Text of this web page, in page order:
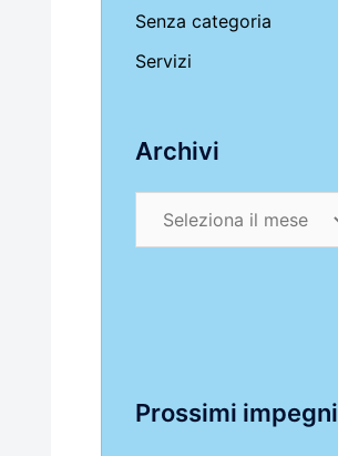
Senza categoria
Servizi
Archivi
Prossimi impegni